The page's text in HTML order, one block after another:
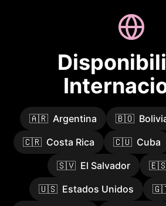
🇦🇷 Argentina 🇧🇴
🇨🇷 Costa Rica 🇨🇺 Cuba
🇸🇻 El Salvador
🇺🇸 Estados Unidos